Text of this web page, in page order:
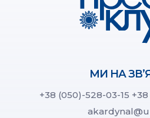
МИ НА
+38 (050)-528-03-15